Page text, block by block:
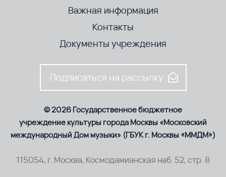
Важная информация
Контакты
Документы учреждения
Подписаться на рассылку
© 2026 Государственное бюджетное
учреждение культуры города Москвы «Московский
международный Дом музыки» (ГБУК г. Москвы «ММДМ»)
115054, г. Москва, Космодамианская наб. 52, стр. 8